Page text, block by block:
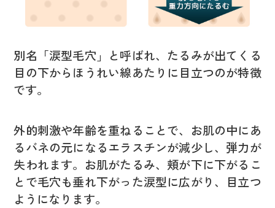
別名「涙型毛穴」と呼ばれ、たるみが出てくる
目の下からほうれい線あたりに目立つのが特徴
です。
外的刺激や年齢を重ねることで、お肌の中にあ
るバネの元になるエラスチンが減少し、弾力が
失われます。お肌がたるみ、頬が下に下がるこ
とで毛穴も垂れ下がった涙型に広がり、目立つ
ようになります。